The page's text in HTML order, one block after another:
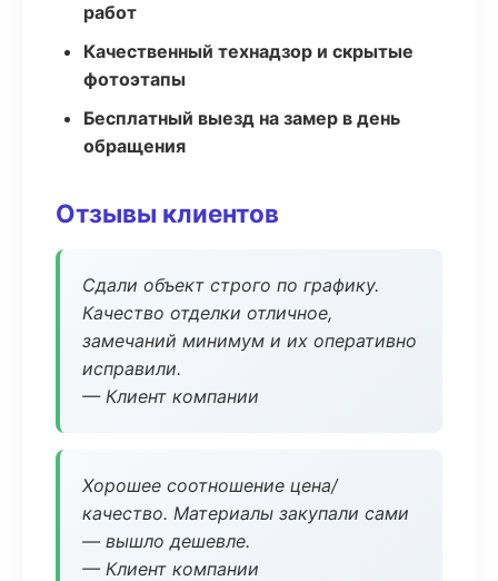
работ
Качественный технадзор и скрытые
фотоэтапы
Бесплатный выезд на замер в день
обращения
Отзывы клиентов
Сдали объект строго по графику.
Качество отделки отличное,
замечаний минимум и их оперативно
исправили.
— Клиент компании
Хорошее соотношение цена/
качество. Материалы закупали сами
— вышло дешевле.
— Клиент компании